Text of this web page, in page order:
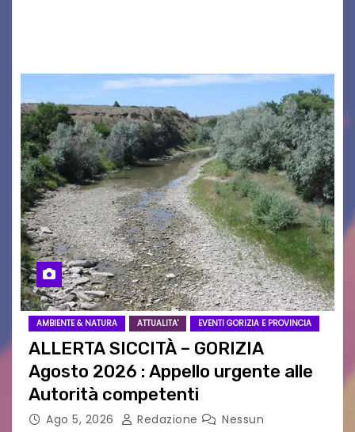
AMBIENTE & NATURA ATTUALITA' EVENTI GORIZIA E PROVINCIA
ALLERTA SICCITÀ – GORIZIA
Agosto 2026 : Appello urgente alle
Autorità competenti
Ago 5, 2026 Redazione
Nessun